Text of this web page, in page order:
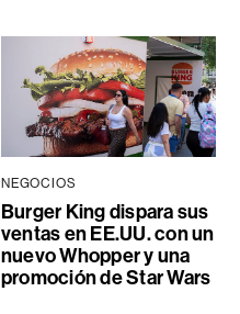
NEGOCIOS
Burger King dispara sus
ventas en EE.UU. con un
nuevo Whopper y una
promoción de Star Wars